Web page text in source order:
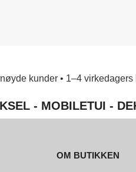
kunder • 1–4
- MOBILETUI -
OM BUTIKKEN